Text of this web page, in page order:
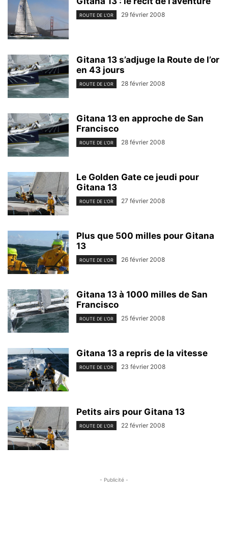
ROUTE DE L'OR 29 février 2008
Gitana 13 s’adjuge la Route de l’or
en 43 jours
ROUTE DE L'OR 28 février 2008
Gitana 13 en approche de San
Francisco
ROUTE DE L'OR 28 février 2008
Le Golden Gate ce jeudi pour
Gitana 13
ROUTE DE L'OR 27 février 2008
Plus que 500 milles pour Gitana
13
ROUTE DE L'OR 26 février 2008
Gitana 13 à 1000 milles de San
Francisco
ROUTE DE L'OR 25 février 2008
Gitana 13 a repris de la vitesse
ROUTE DE L'OR 23 février 2008
Petits airs pour Gitana 13
ROUTE DE L'OR 22 février 2008
- Publicité -